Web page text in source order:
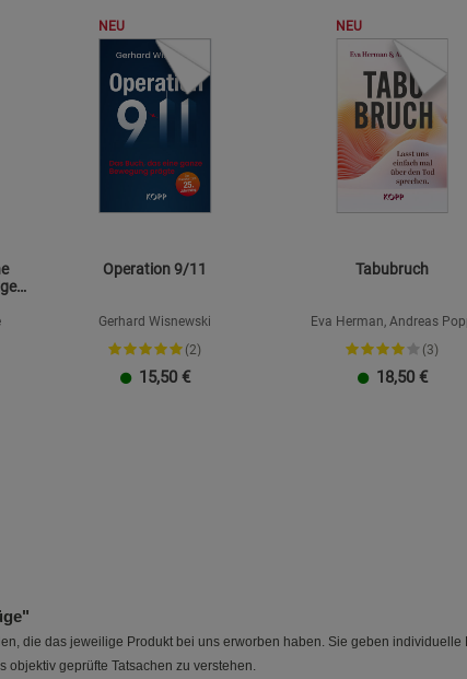
NEU
Operation 9/11
Gerhard Wisnewski
(2)
15,50 €
NEU
Tabubruch
Eva Herman, Andreas
(3)
18,50 €
die das jeweilige Produkt bei uns erworben haben. Sie geben individuelle
geprüfte Tatsachen zu verstehen.